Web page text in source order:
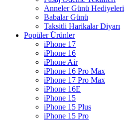
Anneler Günü Hediyeleri
Babalar Günü
Taksitli Harikalar Diyarı
Popüler Ürünler
iPhone 17
iPhone 16
iPhone Air
iPhone 16 Pro Max
iPhone 17 Pro Max
iPhone 16E
iPhone 15
iPhone 15 Plus
iPhone 15 Pro